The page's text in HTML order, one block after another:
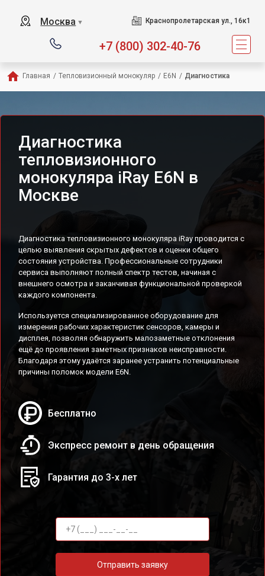
Москва ▼ Краснопролетарская ул., 16к1
+7 (800) 302-40-76
Главная / Тепловизионный монокуляр / E6N / Диагностика
Диагностика
тепловизионного
монокуляра iRay E6N в
Москве
Диагностика тепловизионного монокуляра iRay проводится с
целью выявления скрытых дефектов и оценки общего
состояния устройства. Профессиональные сотрудники
сервиса выполняют полный спектр тестов, начиная с
внешнего осмотра и заканчивая функциональной проверкой
каждого компонента.
Используется специализированное оборудование для
измерения рабочих характеристик сенсоров, камеры и
дисплея, позволяя обнаружить малозаметные отклонения
ещё до проявления заметных признаков неисправности.
Благодаря этому удаётся заранее устранить потенциальные
причины поломок модели E6N.
Бесплатно
Экспресс ремонт в день обращения
Гарантия до 3-х лет
Отправить заявку